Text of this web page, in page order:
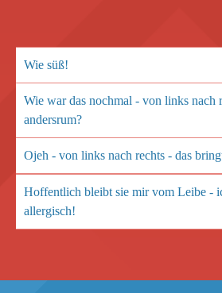
Wie süß!
Wie war das nochmal - von links nach
andersrum?
Ojeh - von links nach rechts - das
Hoffentlich bleibt sie mir vom Leibe -
allergisch!